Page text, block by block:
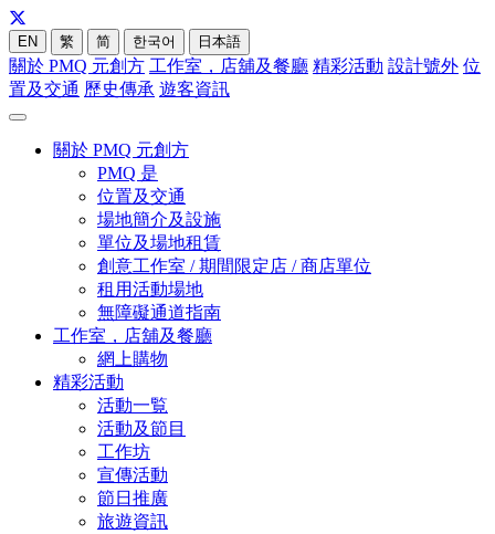
EN 繁 简 한국어 日本語
關於 PMQ 元創方 工作室，店舖及餐廳 精彩活動 設計號外 位
置及交通 歷史傳承 遊客資訊
關於 PMQ 元創方
PMQ 是
位置及交通
場地簡介及設施
單位及場地租賃
創意工作室 / 期間限定店 / 商店單位
租用活動場地
無障礙通道指南
工作室，店舖及餐廳
網上購物
精彩活動
活動一覧
活動及節目
工作坊
宣傳活動
節日推廣
旅遊資訊